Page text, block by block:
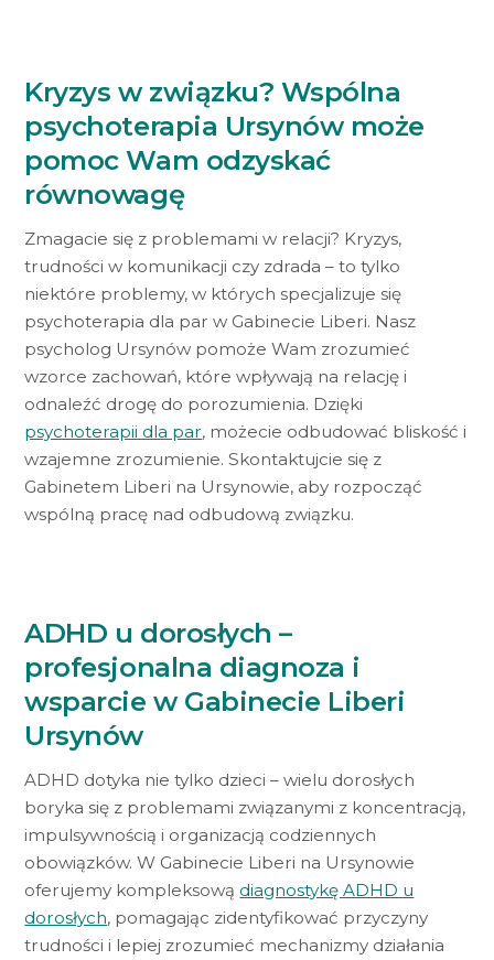
Kryzys w związku? Wspólna
psychoterapia Ursynów może
pomoc Wam odzyskać
równowagę
Zmagacie się z problemami w relacji? Kryzys,
trudności w komunikacji czy zdrada – to tylko
niektóre problemy, w których specjalizuje się
psychoterapia dla par w Gabinecie Liberi. Nasz
psycholog Ursynów pomoże Wam zrozumieć
wzorce zachowań, które wpływają na relację i
odnaleźć drogę do porozumienia. Dzięki
psychoterapii dla par, możecie odbudować bliskość i
wzajemne zrozumienie. Skontaktujcie się z
Gabinetem Liberi na Ursynowie, aby rozpocząć
wspólną pracę nad odbudową związku.
ADHD u dorosłych –
profesjonalna diagnoza i
wsparcie w Gabinecie Liberi
Ursynów
ADHD dotyka nie tylko dzieci – wielu dorosłych
boryka się z problemami związanymi z koncentracją,
impulsywnością i organizacją codziennych
obowiązków. W Gabinecie Liberi na Ursynowie
oferujemy kompleksową diagnostykę ADHD u
dorosłych, pomagając zidentyfikować przyczyny
trudności i lepiej zrozumieć mechanizmy działania